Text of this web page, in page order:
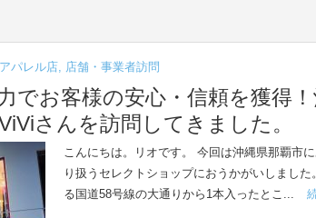
アパレル店, 店舗・事業者訪問
でお客様の安心・信頼を獲得
さんを訪問してきました。
こんにちは。リオです。 今回は沖縄県那覇市
り扱うセレクトショップにおうかがいしまし
る国道58号線の大通りから1本入ったとこ...